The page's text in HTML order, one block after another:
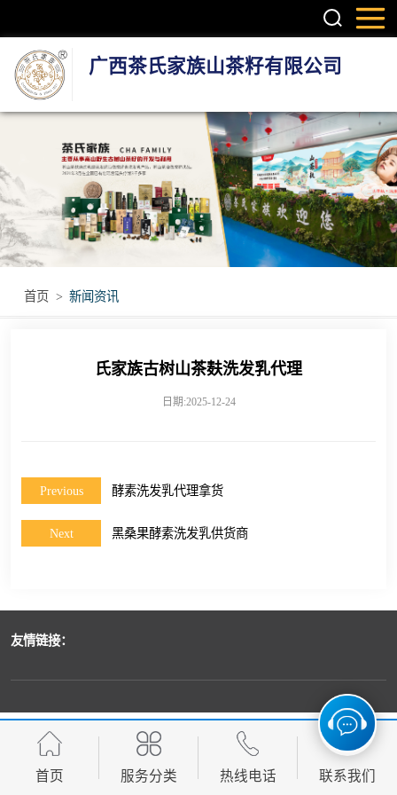
广西茶氏家族山茶籽有限公司
首页 > 新闻资讯
氏家族古树山茶麸洗发乳代理
日期:2025-12-24
Previous 酵素洗发乳代理拿货
Next 黑桑果酵素洗发乳供货商
友情链接：
首页 服务分类 热线电话 联系我们
护肤系列产品
疼痛调理产品
无烟艾灸产品
瑶浴瑶茶产品